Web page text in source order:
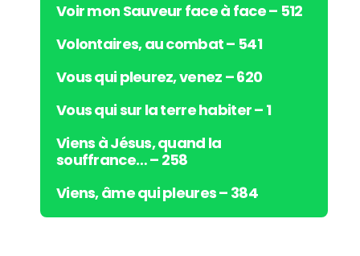
Voir mon Sauveur face à face – 512
Volontaires, au combat – 541
Vous qui pleurez, venez – 620
Vous qui sur la terre habiter – 1
Viens à Jésus, quand la
souffrance… – 258
Viens, âme qui pleures – 384